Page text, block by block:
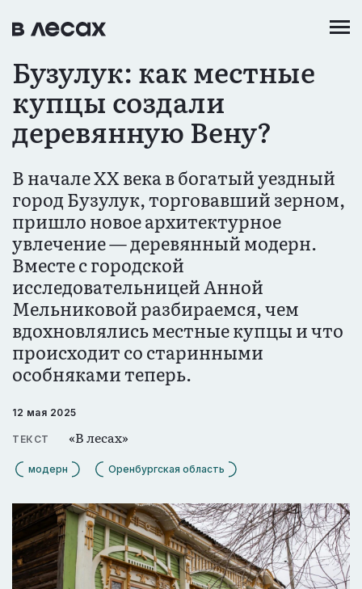
содержанию
Бузулук: как местные
купцы создали
деревянную Вену?
В начале XX века в богатый уездный
город Бузулук, торговавший зерном,
пришло новое архитектурное
увлечение — деревянный модерн.
Вместе с городской
исследовательницей Анной
Мельниковой разбираемся, чем
вдохновлялись местные купцы и что
происходит со старинными
особняками теперь.
12 мая 2025
ТЕКСТ «В лесах»
модерн Оренбургская область